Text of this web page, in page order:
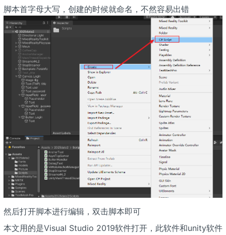
脚本首字母大写，创建的时候就命名，不然容易出错
然后打开脚本进行编辑，双击脚本即可
本文用的是Visual Studio 2019软件打开，此软件和unity软件